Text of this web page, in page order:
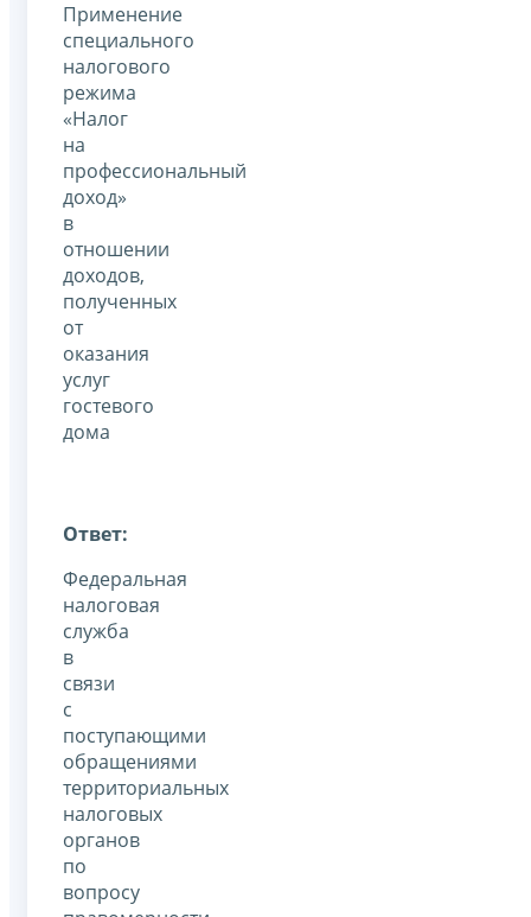
Применение
специального
налогового
режима
«Налог
на
профессиональный
доход»
в
отношении
доходов,
полученных
от
оказания
услуг
гостевого
дома
Ответ:
Федеральная
налоговая
служба
в
связи
с
поступающими
обращениями
территориальных
налоговых
органов
по
вопросу